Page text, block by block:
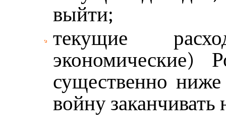
выйти;
текущие
экономические)
существенно
войну